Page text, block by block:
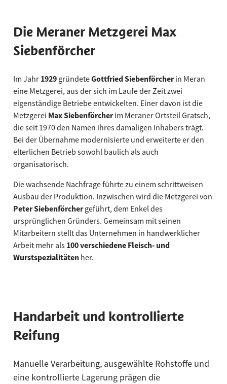
Die Meraner Metzgerei Max
Siebenförcher
Im Jahr 1929 gründeteGottfried Siebenförcherin Meran
eine Metzgerei, aus der sich im Laufe der Zeit zwei
eigenständige Betriebe entwickelten. Einer davon ist die
Metzgerei Max Siebenförcherim Meraner Ortsteil Gratsch,
die seit 1970 den Namen ihres damaligen Inhabers trägt.
Bei der Übernahme modernisierte und erweiterte er den
elterlichen Betrieb sowohl baulich als auch
organisatorisch.
Die wachsende Nachfrage führte zu einem schrittweisen
Ausbau der Produktion. Inzwischen wird die Metzgerei von
Peter Siebenförchergeführt, dem Enkel des
ursprünglichen Gründers. Gemeinsam mit seinen
Mitarbeitern stellt das Unternehmen in handwerklicher
Arbeit mehr als 100 verschiedene Fleisch- und
Wurstspezialitätenher.
Handarbeit und kontrollierte
Reifung
Manuelle Verarbeitung, ausgewählte Rohstoffe und
eine kontrollierte Lagerung prägen die